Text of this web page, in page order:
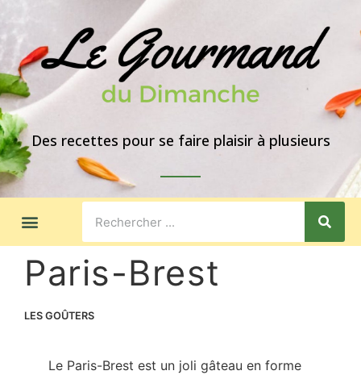
Des recettes pour se faire plaisir à plusieurs
Paris-Brest
LES GOÛTERS
Le Paris-Brest est un joli gâteau en forme